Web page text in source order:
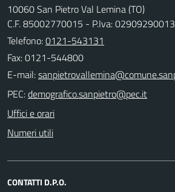
10060 San Pietro Val Lemina (TO)
C.F. 85002770015 - P.Iva: 02909290013
Telefono:0121-543131
Fax: 0121-544800
E-mail:
PEC:
Uffici e orari
Numeri utili
CONTATTI D.P.O.